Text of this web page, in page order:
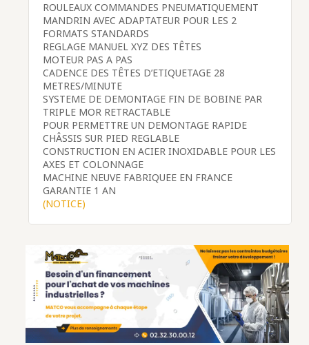
ROULEAUX COMMANDES PNEUMATIQUEMENT
MANDRIN AVEC ADAPTATEUR POUR LES 2
FORMATS STANDARDS
REGLAGE MANUEL XYZ DES TÊTES
MOTEUR PAS A PAS
CADENCE DES TÊTES D’ETIQUETAGE 28
METRES/MINUTE
SYSTEME DE DEMONTAGE FIN DE BOBINE PAR
TRIPLE MOR RETRACTABLE
POUR PERMETTRE UN DEMONTAGE RAPIDE
CHÂSSIS SUR PIED REGLABLE
CONSTRUCTION EN ACIER INOXIDABLE POUR LES
AXES ET COLONNAGE
MACHINE NEUVE FABRIQUEE EN FRANCE
GARANTIE 1 AN
(NOTICE)